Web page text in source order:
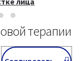
терапии